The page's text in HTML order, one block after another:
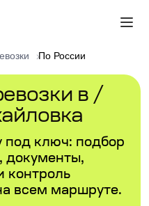
По России
в /
под ключ: подбор
документы,
контроль
всем маршруте.